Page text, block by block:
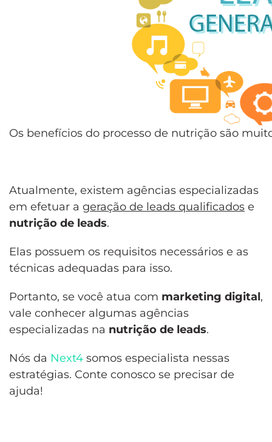
Os benefícios do processo de nutrição são
Atualmente, existem agências especializadas
em efetuar a geração de leads qualificados e
nutrição de leads.
Elas possuem os requisitos necessários e as
técnicas adequadas para isso.
Portanto, se você atua com marketing digital,
vale conhecer algumas agências
especializadas na nutrição de leads.
Nós da Next4 somos especialista nessas
estratégias. Conte conosco se precisar de
ajuda!